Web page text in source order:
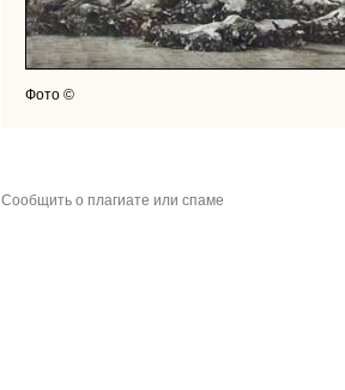
Фото ©
Сообщить о плагиате или спаме